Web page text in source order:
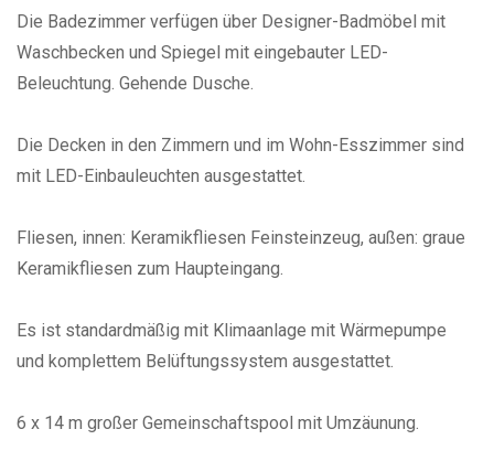
Die Badezimmer verfügen über Designer-Badmöbel mit
Waschbecken und Spiegel mit eingebauter LED-
Beleuchtung. Gehende Dusche.
Die Decken in den Zimmern und im Wohn-Esszimmer sind
mit LED-Einbauleuchten ausgestattet.
Fliesen, innen: Keramikfliesen Feinsteinzeug, außen: graue
Keramikfliesen zum Haupteingang.
Es ist standardmäßig mit Klimaanlage mit Wärmepumpe
und komplettem Belüftungssystem ausgestattet.
6 x 14 m großer Gemeinschaftspool mit Umzäunung.